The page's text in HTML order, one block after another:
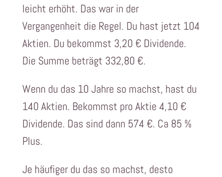
leicht erhöht. Das war in der
Vergangenheit die Regel. Du hast jetzt 104
Aktien. Du bekommst 3,20 € Dividende.
Die Summe beträgt 332,80 €.
Wenn du das 10 Jahre so machst, hast du
140 Aktien. Bekommst pro Aktie 4,10 €
Dividende. Das sind dann 574 €. Ca 85 %
Plus.
Je häufiger du das so machst, desto